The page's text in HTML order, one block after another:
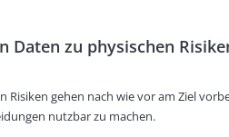
Daten zu physischen
Risiken gehen nach wie vor am Ziel
nutzbar zu machen.